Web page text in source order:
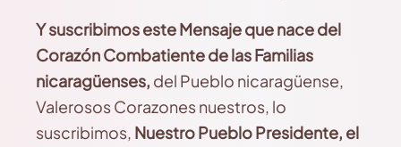
Y suscribimos este Mensaje que nace del
Corazón Combatiente de las Familias
nicaragüenses, del Pueblo nicaragüense,
Valerosos Corazones nuestros, lo
suscribimos, Nuestro Pueblo Presidente, el